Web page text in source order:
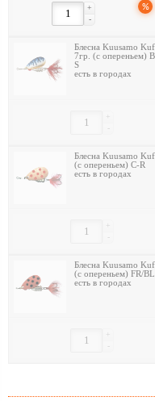
-
+ %
Блесна Kuusamo
7гр. (с опереньем)
S
есть в городах
-
+
Блесна Kuusamo
(с опереньем) C-R
есть в городах
-
+
Блесна Kuusamo
(с опереньем) FR/
есть в городах
-
+